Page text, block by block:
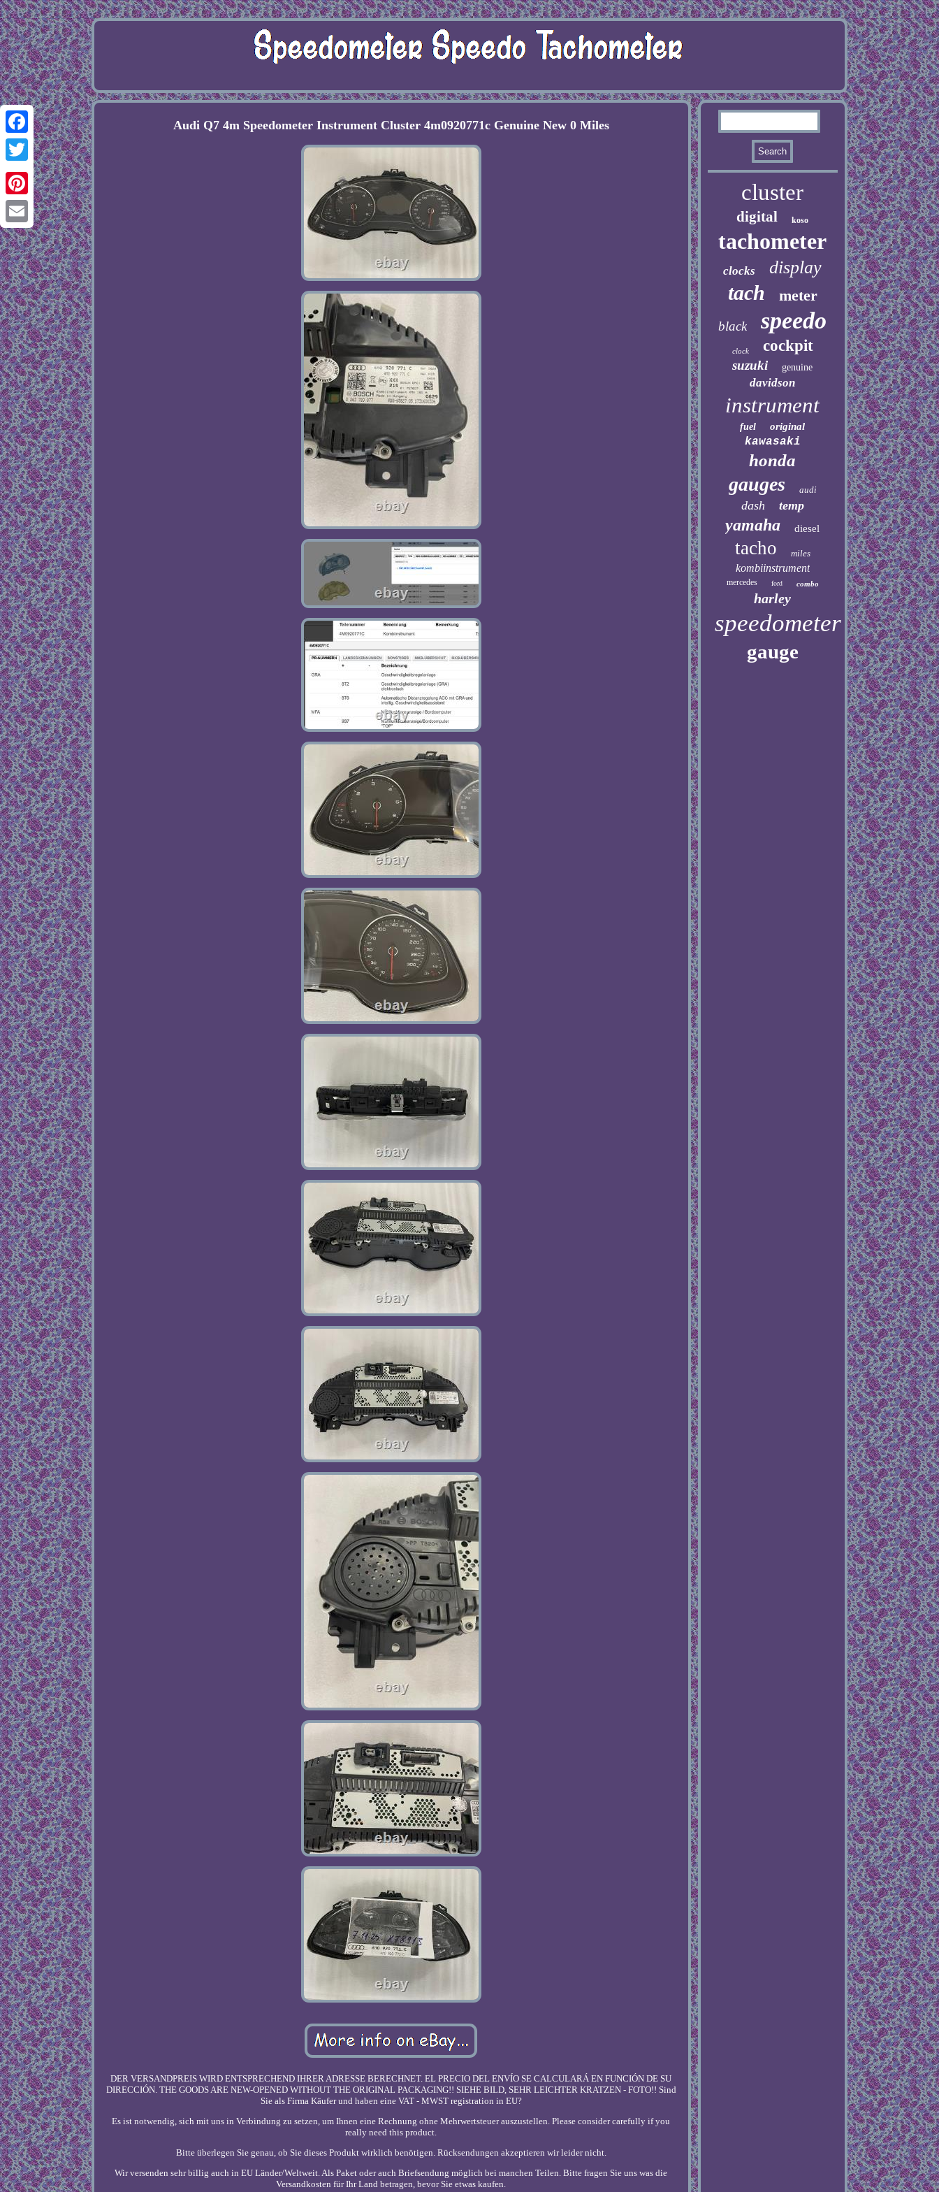
Facebook
Twitter
Pinterest
Email
Audi Q7 4m Speedometer Instrument Cluster 4m0920771c Genuine New 0 Miles
DER VERSANDPREIS WIRD ENTSPRECHEND IHRER ADRESSE BERECHNET. EL PRECIO DEL ENVÍO SE CALCULARÁ EN FUNCIÓN DE SU
DIRECCIÓN. THE GOODS ARE NEW-OPENED WITHOUT THE ORIGINAL PACKAGING!! SIEHE BILD, SEHR LEICHTER KRATZEN - FOTO!! Sind
Sie als Firma Käufer und haben eine VAT - MWST registration in EU?
Es ist notwendig, sich mit uns in Verbindung zu setzen, um Ihnen eine Rechnung ohne Mehrwertsteuer auszustellen. Please consider carefully if you
really need this product.
Bitte überlegen Sie genau, ob Sie dieses Produkt wirklich benötigen. Rücksendungen akzeptieren wir leider nicht.
Wir versenden sehr billig auch in EU Länder/Weltweit. Als Paket oder auch Briefsendung möglich bei manchen Teilen. Bitte fragen Sie uns was die
Versandkosten für Ihr Land betragen, bevor Sie etwas kaufen.
cluster
digital koso
tachometer
clocks display
tach meter
black speedo
clock cockpit
suzuki genuine
davidson
instrument
fuel original
kawasaki
honda
gauges audi
dash temp
yamaha diesel
tacho miles
kombiinstrument
mercedes ford combo
harley
speedometer
gauge